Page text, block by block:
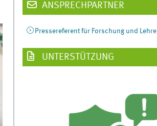
ANSPRECHPARTNER
Pressereferent für Forschung und Lehre
UNTERSTÜTZUNG